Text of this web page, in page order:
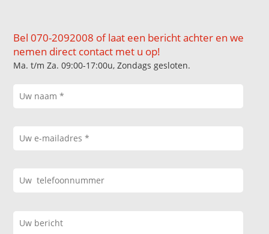
Bel 070-2092008 of laat een bericht achter en we
nemen direct contact met u op!
Ma. t/m Za. 09:00-17:00u, Zondags gesloten.